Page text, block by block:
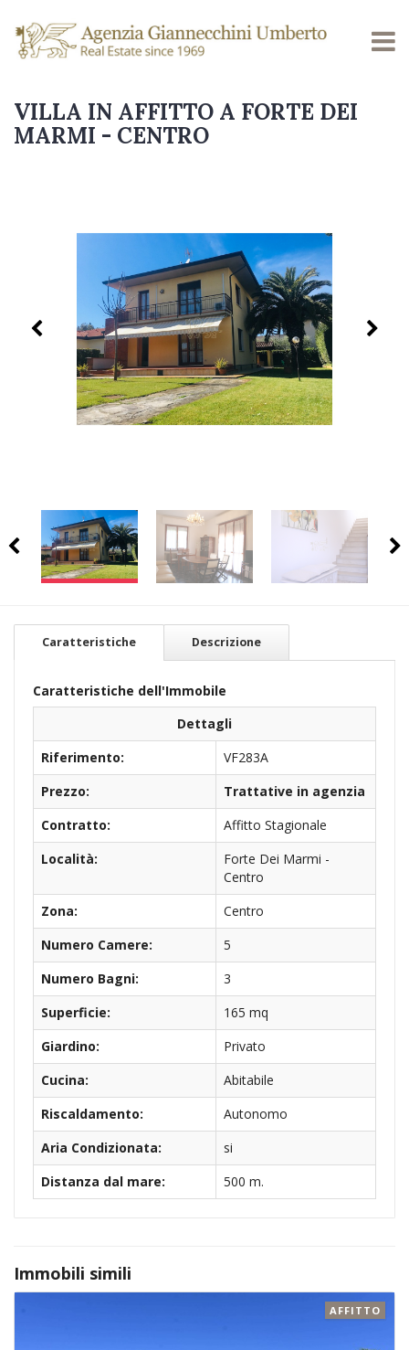
VILLA IN AFFITTO A FORTE DEI
MARMI - CENTRO
Caratteristiche Descrizione
Caratteristiche dell'Immobile
Dettagli
Riferimento:
VF283A
Prezzo:
Trattative in agenzia
Contratto:
Affitto Stagionale
Località:
Forte Dei Marmi -
Centro
Zona:
Centro
Numero Camere:
5
Numero Bagni:
3
Superficie:
165 mq
Giardino:
Privato
Cucina:
Abitabile
Riscaldamento:
Autonomo
Aria Condizionata:
si
Distanza dal mare:
500 m.
Immobili simili
AFFITTO